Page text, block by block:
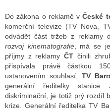
Do zákona o reklamě vČeské
komerční televize (TV Nova,
odvádět část tržeb z reklamy
rozvoj kinematografie, má se
příjmy z reklamyČT činili
přispívala právě částkou
ustanovením souhlasí, TV
generální ředitelky stanice
diskriminační, je totiž prý rozdíl
krize. Generální ředitelka TV